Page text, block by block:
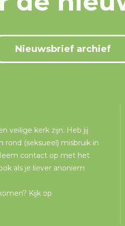
Nieuwsbrief archief
veilige kerk zijn. Heb jij
rond (seksueel) misbruik in
contact op met het
als je liever anoniem
Kijk op